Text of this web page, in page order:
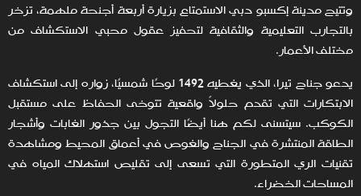
وتتيح مدينة إكسبو دبي الاستمتاع بزيارة أربعة أجنحة ملهمة، تزخر
بالتجارب التعليمية والثقافية لتحفيز عقول محبي الاستكشاف من
مختلف الأعمار.
يدعو جناح تيرا، الذي يغطيه 1492 لوحًا شمسيًا، زواره إلى استكشاف
الابتكارات التي تقدم حلولاً واقعية تتوخى الحفاظ على مستقبل
الكوكب. سيتسنى لكم هنا أيضًا التجول بين جذور الغابات وأشجار
الطاقة المنتشرة في الجناح والغوص في أعماق المحيط ومشاهدة
تقنيات الري المتطورة التي تسعى إلى تقليص استهلاك المياه في
المساحات الخضراء.